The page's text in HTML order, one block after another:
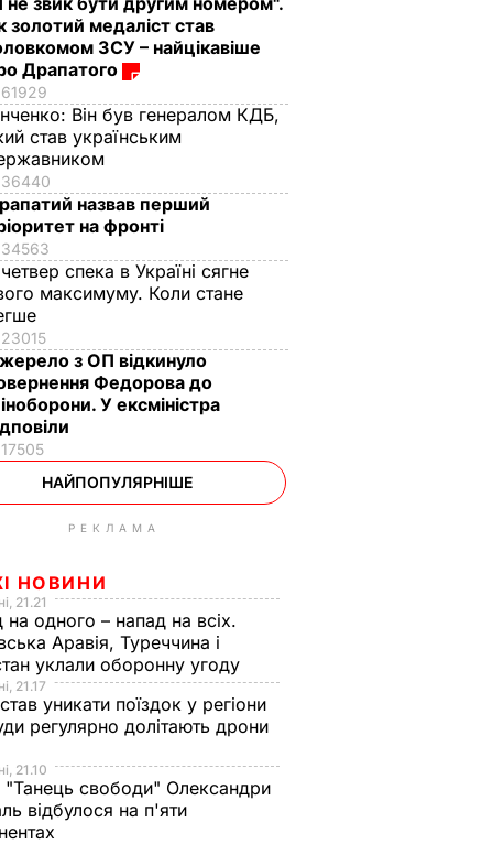
золотий медаліст став
ЗСУ – найцікавіше
Драпатого
61929
Він був генералом КДБ,
став українським
36440
назвав перший
на фронті
34563
спека в Україні сягне
максимуму. Коли стане
23015
з ОП відкинуло
Федорова до
У ексміністра
17505
НАЙПОПУЛЯРНІШЕ
РЕКЛАМА
НОВИНИ
21.21
на одного – напад на всіх.
Аравія, Туреччина і
уклали оборонну угоду
21.17
уникати поїздок у регіони
регулярно долітають дрони
21.10
"Танець свободи" Олександри
відбулося на п'яти